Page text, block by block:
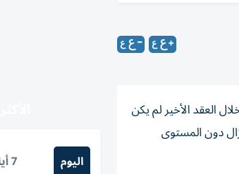
العقد الأخير لم يكن
دون المستوى
اليوم 7 أيام